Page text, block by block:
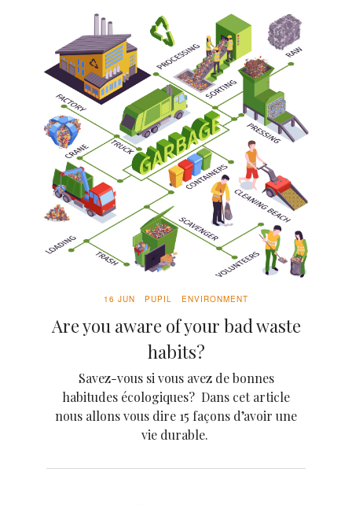
16 JUN PUPIL ENVIRONMENT
Are you aware of your bad waste
habits?
Savez-vous si vous avez de bonnes
habitudes écologiques? Dans cet article
nous allons vous dire 15 façons d’avoir une
vie durable.